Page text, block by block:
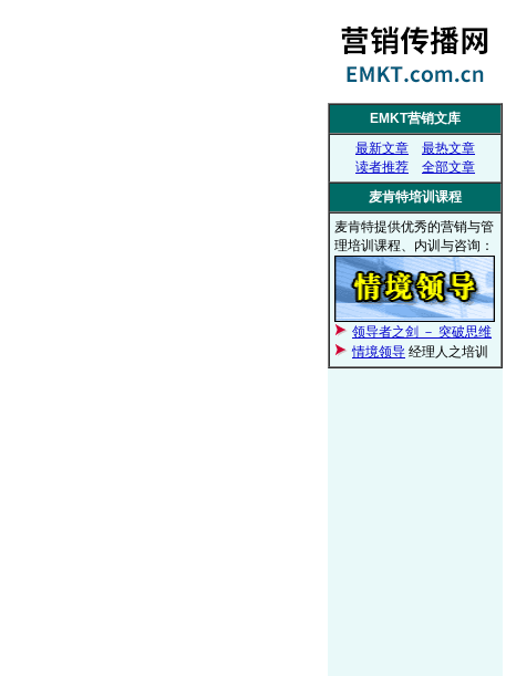
EMKT营销文库
最新文章
最热文章
读者推荐
全部文章
麦肯特培训课程
麦肯特提供优秀的营销与管
理培训课程、内训与咨询：
领导者之剑 － 突破思维
情境领导 经理人之培训